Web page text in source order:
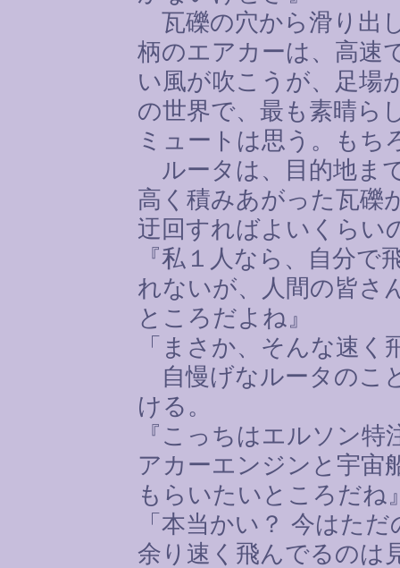
瓦礫の穴から滑り出
柄のエアカーは、高速
い風が吹こうが、足場
の世界で、最も素晴ら
ミュートは思う。もち
ルータは、目的地ま
高く積みあがった瓦礫
迂回すればよいくらい
『私１人なら、自分
れないが、人間の皆さ
ところだよね』
「まさか、そんな速く
自慢げなルータのこ
ける。
『こっちはエルソン
アカーエンジンと宇宙
もらいたいところだね
「本当かい？ 今はた
余り速く飛んでるのは